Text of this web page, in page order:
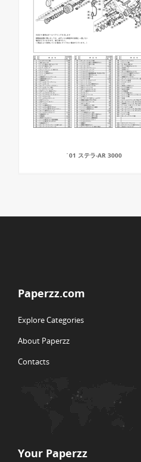
`01 ステラ-AR 3000
Paperzz.com
Explore Categories
About Paperzz
Contacts
Your Paperzz